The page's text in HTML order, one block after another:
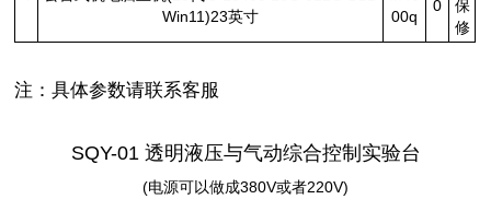
Win11)23英寸
00q
0
保
修
注：具体参数请联系客服
SQY-01 透明液压与气动综合控制实验台
(电源可以做成380V或者220V)